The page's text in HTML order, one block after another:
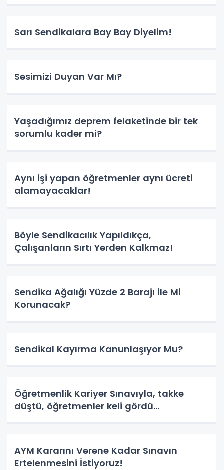
Sarı Sendikalara Bay Bay Diyelim!
Sesimizi Duyan Var Mı?
Yaşadığımız deprem felaketinde bir tek
sorumlu kader mi?
Aynı işi yapan öğretmenler aynı ücreti
alamayacaklar!
Böyle Sendikacılık Yapıldıkça,
Çalışanların Sırtı Yerden Kalkmaz!
Sendika Ağalığı Yüzde 2 Barajı ile Mi
Korunacak?
Sendikal Kayırma Kanunlaşıyor Mu?
Öğretmenlik Kariyer Sınavıyla, takke
düştü, öğretmenler keli gördü…
AYM Kararını Verene Kadar Sınavın
Ertelenmesini İstiyoruz!